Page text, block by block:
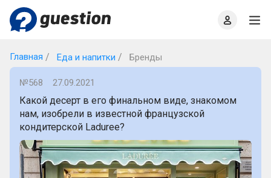
Главная Еда и напитки Бренды
№568 27.09.2021
Какой десерт в его финальном виде, знакомом
нам, изобрели в известной французской
кондитерской Laduree?